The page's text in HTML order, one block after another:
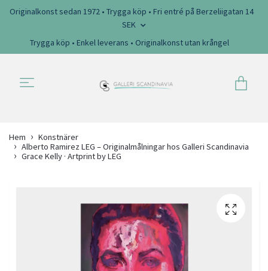
Originalkonst sedan 1972 • Trygga köp • Fri entré på Berzeliigatan 14
SEK
Trygga köp • Enkel leverans • Originalkonst utan krångel
Hem
Konstnärer
Alberto Ramirez LEG – Originalmålningar hos Galleri Scandinavia
Grace Kelly · Artprint by LEG